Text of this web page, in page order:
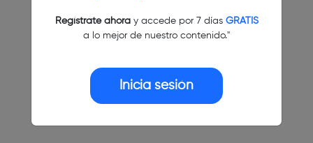
Regístrate ahoray accede por 7 días GRATIS
a lo mejor de nuestro contenido."
Inicia sesión